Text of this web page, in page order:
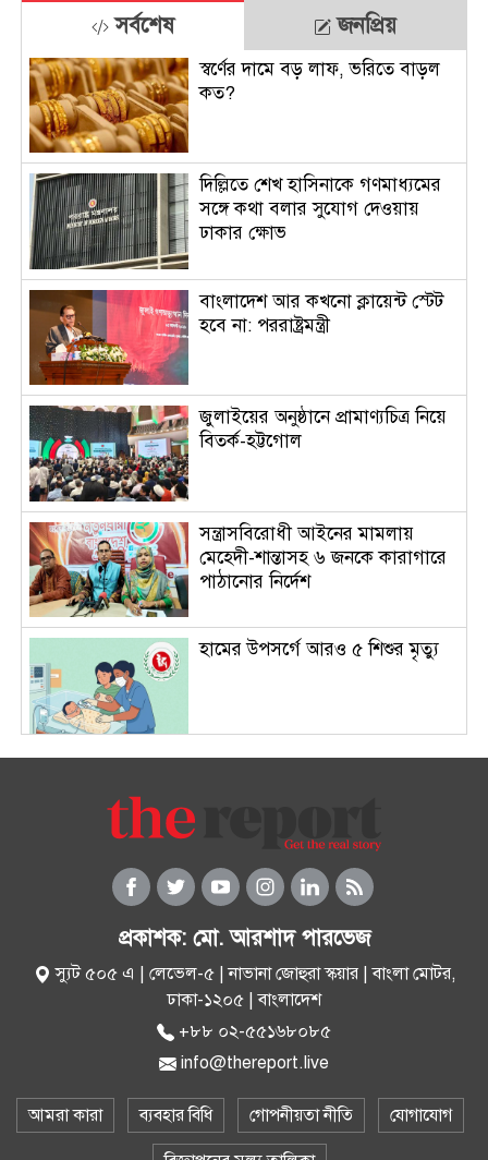
সর্বশেষ জনপ্রিয়
স্বর্ণের দামে বড় লাফ, ভরিতে বাড়ল
কত?
দিল্লিতে শেখ হাসিনাকে গণমাধ্যমের
সঙ্গে কথা বলার সুযোগ দেওয়ায়
ঢাকার ক্ষোভ
বাংলাদেশ আর কখনো ক্লায়েন্ট স্টেট
হবে না: পররাষ্ট্রমন্ত্রী
জুলাইয়ের অনুষ্ঠানে প্রামাণ্যচিত্র নিয়ে
বিতর্ক-হট্টগোল
সন্ত্রাসবিরোধী আইনের মামলায়
মেহেদী-শান্তাসহ ৬ জনকে কারাগারে
পাঠানোর নির্দেশ
হামের উপসর্গে আরও ৫ শিশুর মৃত্যু
দেশের বাজারে আজ স্বর্ণের ভরি কত?
ওমানের সঙ্গে চুক্তি হলেও এখনই
খুলছে না হরমুজ প্রণালি: ইরান
দেশে আসেন দেখা হবে রাজপথে, শেখ
হাসিনার উদ্দেশে ভারপ্রাপ্ত রাষ্ট্রপতি
বক্স অফিসে স্পাইডার-ম্যানের দাপট,
একের পর এক রেকর্ড ভাঙছে ‘ব্র্যান্ড
প্রকাশক: মো. আরশাদ পারভেজ
স্যুট ৫০৫ এ | লেভেল-৫ | নাভানা জোহুরা স্কয়ার | বাংলা মোটর,
ঢাকা-১২০৫ | বাংলাদেশ
+৮৮ ০২-৫৫১৬৮০৮৫
info@thereport.live
আমরা কারা ব্যবহার বিধি গোপনীয়তা নীতি যোগাযোগ